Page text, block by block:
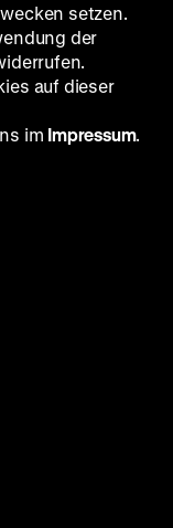
dem
Bild einen
ihr Gegenteil
setzen.
der
auf dieser
im Impressum.